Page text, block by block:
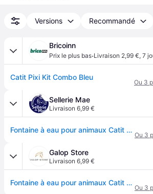
Versions Recommandé
Bricoinn
Prix le plus bas·Livraison 2,99 €, 7
Catit Pixi Kit Combo Bleu
Ou 3
Sellerie Mae
Livraison 6,99 €
Fontaine à eau pour animaux Catit Pixi Combo Kit - Vert
Ou 3
Galop Store
Livraison 6,99 €
Fontaine à eau pour animaux Catit Pixi Combo Kit - Vert
Ou 3